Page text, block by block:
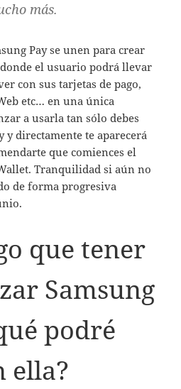
más.
Pay se unen para crear
el usuario podrá llevar
con sus tarjetas de pago,
etc… en una única
a usarla tan sólo debes
y directamente te aparecerá
que comiences el
Tranquilidad si aún no
de forma progresiva
que tener
Samsung
podré
ella?